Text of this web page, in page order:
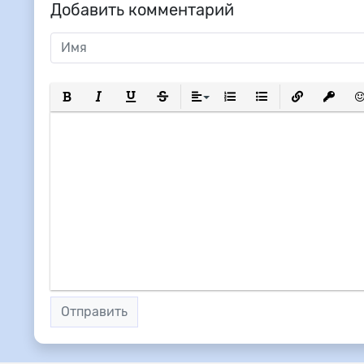
Добавить комментарий
Полужирный
КурсивПодчеркнутый
ЗачеркнутыйВыравнивание
Нумерованный список
Маркированный
Вставить
Отправить